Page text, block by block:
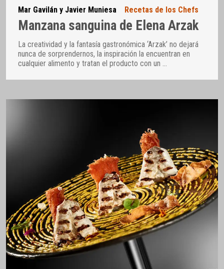
Mar Gavilán y Javier Muniesa Recetas de los Chefs
Manzana sanguina de Elena Arzak
La creatividad y la fantasía gastronómica ‘Arzak’ no dejará
nunca de sorprendernos, la inspiración la encuentran en
cualquier alimento y tratan el producto con un